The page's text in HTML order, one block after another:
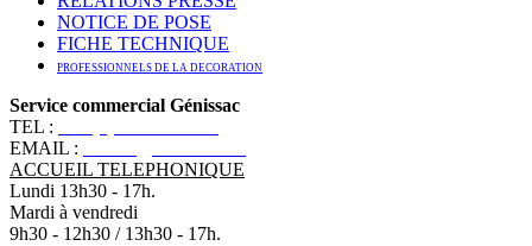
NOTICE DE POSE
FICHE TECHNIQUE
PROFESSIONNELS DE LA DECORATION
Service commercial Génissac
TEL :
EMAIL :
ACCUEIL TELEPHONIQUE
Lundi 13h30 - 17h.
Mardi à vendredi
9h30 - 12h30 / 13h30 - 17h.